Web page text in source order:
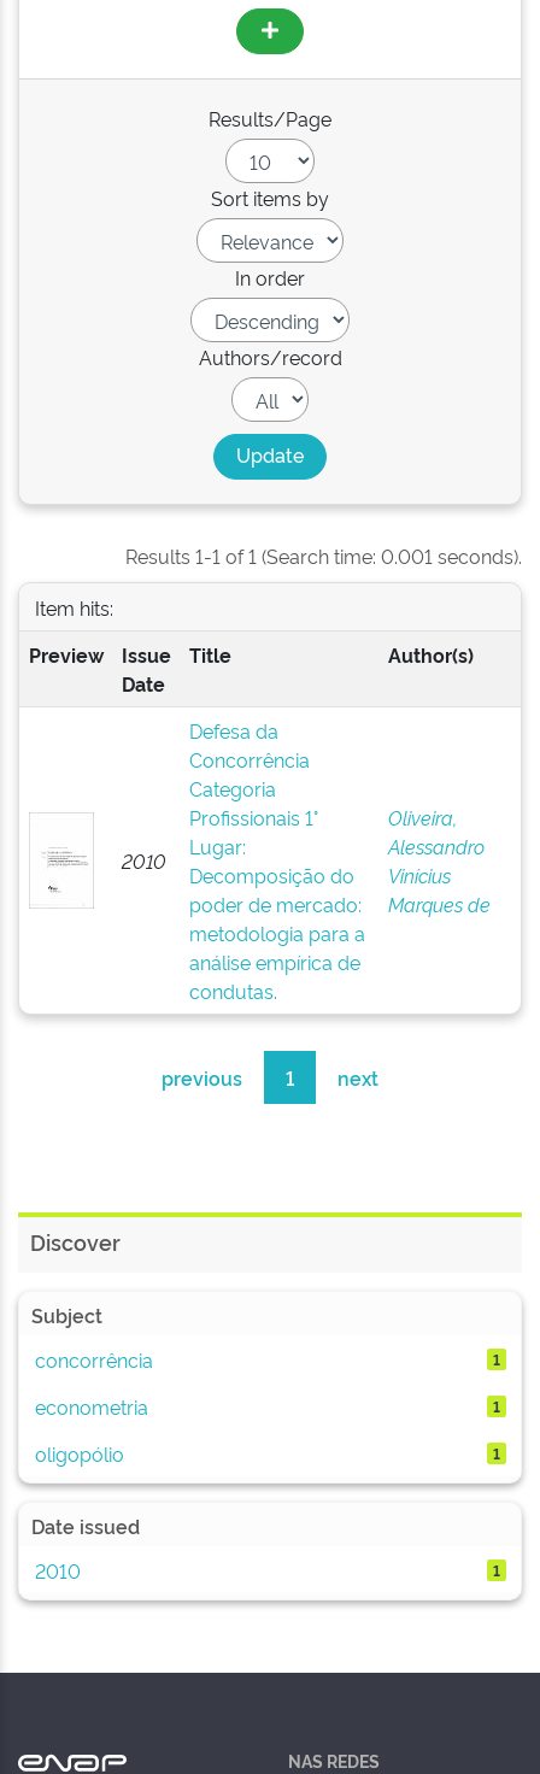
Results/Page
Sort items by
In order
Authors/record
Results 1-1 of 1 (Search time: 0.001 seconds).
Item hits:
Preview
Issue
Date
Title Author(s)
2010
Defesa da
Concorrência
Categoria
Profissionais 1°
Lugar:
Decomposição do
poder de mercado:
metodologia para a
análise empírica de
condutas.
Oliveira,
Alessandro
Vinícius
Marques de
previous 1 next
Discover
Subject
concorrência
1
econometria 1
oligopólio 1
Date issued
2010
1
NAS REDES